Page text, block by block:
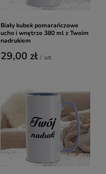
Biały kubek pomarańczowe
ucho i wnętrze 380 ml z Twoim
nadrukiem
29,00 zł / szt.